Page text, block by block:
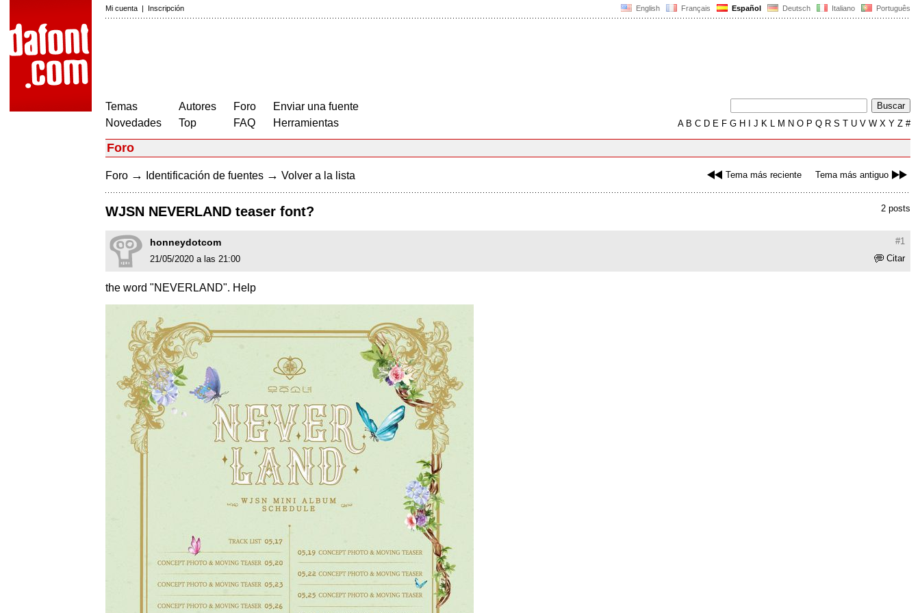
English Français Español Deutsch Italiano Português
Mi cuenta | Inscripción
Temas
Novedades
Autores
Top
Foro
FAQ
Enviar una fuente
Herramientas
AB C D E F G H J K L M N O P Q R S T U V W X Y Z #
Foro
Tema más reciente Tema más antiguo
Foro → Identificación de fuentes → Volver a la lista
2 posts
WJSN NEVERLAND teaser font?
#1
honneydotcom
Citar
21/05/2020 a las 21:00
the word "NEVERLAND". Help